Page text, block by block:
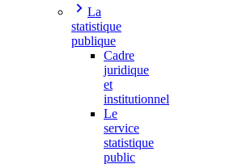
La
statistique
publique
Cadre
juridique
et
institutionnel
Le
service
statistique
public